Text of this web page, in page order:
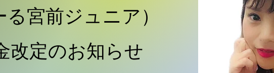
る宮前ジュニア）
改定のお知らせ